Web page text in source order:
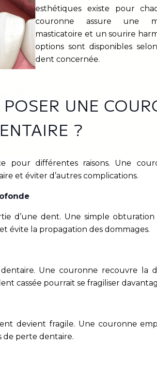
esthétiques existe pour
couronne assure une
masticatoire et un sourire
options sont disponibles
dent concernée.
UNE
?
pour différentes raisons. Une
et éviter d’autres complications.
d’une dent. Une simple
évite la propagation des dommages.
Une couronne recouvre la
cassée pourrait se fragiliser
devient fragile. Une couronne
de perte dentaire.